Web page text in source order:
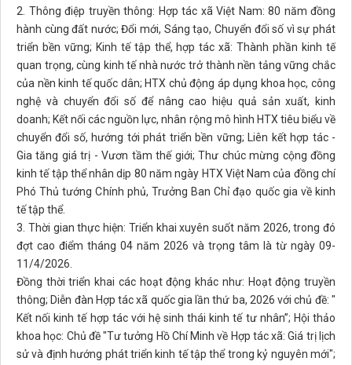
2. Thông điệp truyền thông: Hợp tác xã Việt Nam: 80 năm đồng
hành cùng đất nước; Đổi mới, Sáng tạo, Chuyển đổi số vì sự phát
triển bền vững; Kinh tế tập thể, hợp tác xã: Thành phần kinh tế
quan trọng, cùng kinh tế nhà nước trở thành nền tảng vững chắc
của nền kinh tế quốc dân; HTX chủ động áp dụng khoa học, công
nghệ và chuyển đổi số để nâng cao hiệu quả sản xuất, kinh
doanh; Kết nối các nguồn lực, nhân rộng mô hình HTX tiêu biểu về
chuyển đổi số, hướng tới phát triển bền vững; Liên kết hợp tác -
Gia tăng giá trị - Vươn tầm thế giới; Thư chúc mừng cộng đồng
kinh tế tập thể nhân dịp 80 năm ngày HTX Việt Nam của đồng chí
Phó Thủ tướng Chính phủ, Trưởng Ban Chỉ đạo quốc gia về kinh
tế tập thể.
3. Thời gian thực hiện: Triển khai xuyên suốt năm 2026, trong đó
đợt cao điểm tháng 04 năm 2026 và trọng tâm là từ ngày 09-
11/4/2026.
Đồng thời triển khai các hoạt động khác như: Hoạt động truyền
thông; Diễn đàn Hợp tác xã quốc gia lần thứ ba, 2026 với chủ đề: "
Kết nối kinh tế hợp tác với hệ sinh thái kinh tế tư nhân”; Hội thảo
khoa học: Chủ đề "Tư tưởng Hồ Chí Minh về Hợp tác xã: Giá trị lịch
sử và định hướng phát triển kinh tế tập thể trong kỷ nguyên mới";